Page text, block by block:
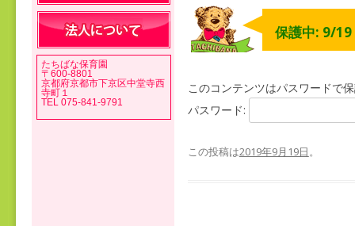
保護中: 9/19
このコンテンツはパスワードで
パスワード:
この投稿は2019年9月19日。
たちばな保育園
〒600-8801
京都府京都市下京区中堂寺西
寺町１
TEL 075-841-9791